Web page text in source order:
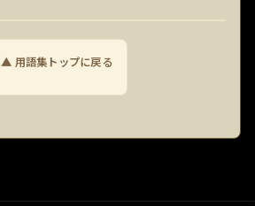
▲ 用語集トップに戻る